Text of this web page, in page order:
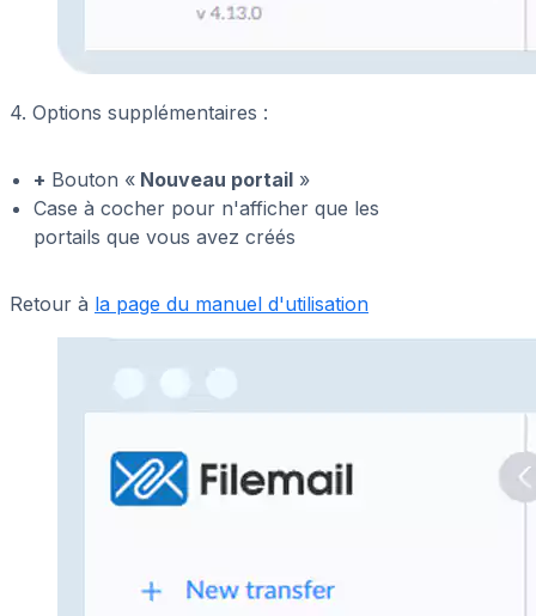
4. Options supplémentaires :
+ Bouton « Nouveau portail »
Case à cocher pour n'afficher que les
portails que vous avez créés
Retour à la page du manuel d'utilisation